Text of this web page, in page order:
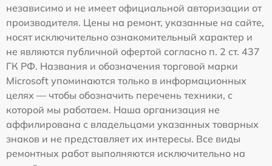
независимо и не имеет официальной авторизации от
производителя. Цены на ремонт, указанные на сайте,
носят исключительно ознакомительный характер и
не являются публичной офертой согласно п. 2 ст. 437
ГК РФ. Названия и обозначения торговой марки
Microsoft упоминаются только в информационных
целях — чтобы обозначить перечень техники, с
которой мы работаем. Наша организация не
аффилирована с владельцами указанных товарных
знаков и не представляет их интересы. Все виды
ремонтных работ выполняются исключительно на